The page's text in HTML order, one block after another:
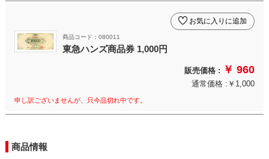
商品コード：080011
東急ハンズ商品券 1,000円
お気に入りに追加
販売価格 : ￥ 960
通常価格 :￥1,000
申し訳ございませんが、只今品切れ中です。
商品情報